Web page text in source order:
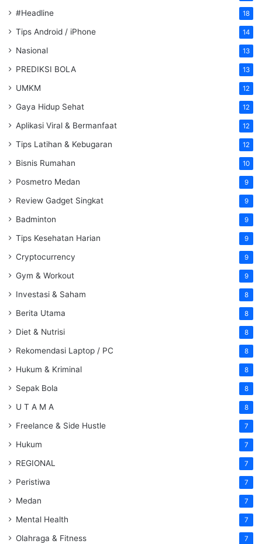
#Headline 18
Tips Android / iPhone 14
Nasional 13
PREDIKSI BOLA 13
UMKM 12
Gaya Hidup Sehat 12
Aplikasi Viral & Bermanfaat 12
Tips Latihan & Kebugaran 12
Bisnis Rumahan 10
Posmetro Medan 9
Review Gadget Singkat 9
Badminton 9
Tips Kesehatan Harian 9
Cryptocurrency 9
Gym & Workout 9
Investasi & Saham 8
Berita Utama 8
Diet & Nutrisi 8
Rekomendasi Laptop / PC 8
Hukum & Kriminal 8
Sepak Bola 8
U T A M A 8
Freelance & Side Hustle 7
Hukum 7
REGIONAL 7
Peristiwa 7
Medan 7
Mental Health 7
Olahraga & Fitness 7